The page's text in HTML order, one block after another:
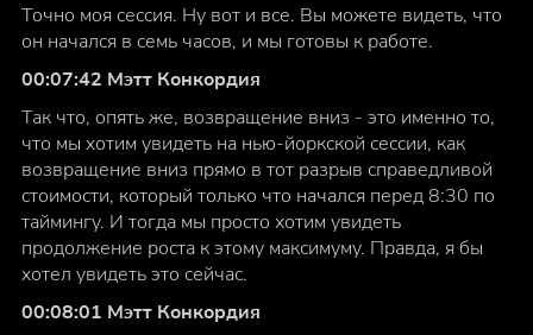
Точно моя сессия. Ну вот и все. Вы можете видеть, что
он начался в семь часов, и мы готовы к работе.
00:07:42 Мэтт Конкордия
Так что, опять же, возвращение вниз - это именно то,
что мы хотим увидеть на нью-йоркской сессии, как
возвращение вниз прямо в тот разрыв справедливой
стоимости, который только что начался перед 8:30 по
таймингу. И тогда мы просто хотим увидеть
продолжение роста к этому максимуму. Правда, я бы
хотел увидеть это сейчас.
00:08:01 Мэтт Конкордия